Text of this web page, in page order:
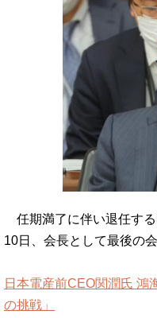
任期満了に伴い退任す
10日、会長として最後の
日本電産前CEO関潤氏 鴻
の挑戦」